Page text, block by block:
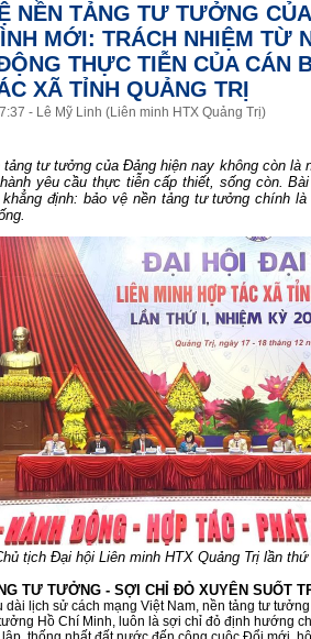
NỀN TẢNG TƯ TƯỞNG
MỚI: TRÁCH NHIỆM TỪ
THỰC TIỄN CỦA CÁN
XÃ TỈNH QUẢNG TRỊ
:37 - Lê Mỹ Linh (Liên minh HTX Quảng Trị)
tảng tư tưởng của Đảng hiện nay không còn là
yêu cầu thực tiễn cấp thiết, sống còn.
khẳng định: bảo vệ nền tảng tư tưởng chính
tịch Đại hội Liên minh HTX Quảng Trị lần
TƯ TƯỞNG - SỢI CHỈ ĐỎ XUYÊN SUỐT
dài lịch sử cách mạng Việt Nam, nền tảng tư
Hồ Chí Minh, luôn là sợi chỉ đỏ định hướng
60 NĂM ĐIỆN BIÊN PHỦ
70 NĂM